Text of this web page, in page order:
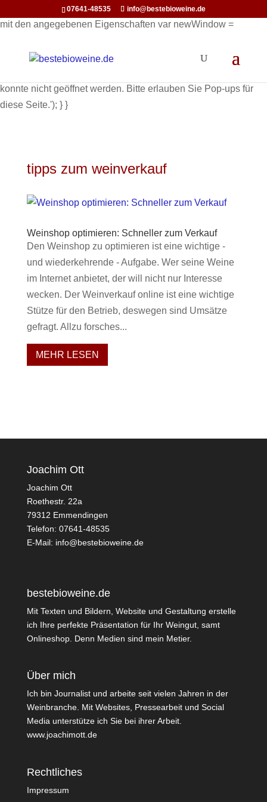
function openInNewWindow(url) { // Öffnet ein neues Fenster
mit den angegebenen Eigenschaften var newWindow =
(newWindow) { newWindow.focus(); // Optional: Setzt den
konnte nicht geöffnet werden. Bitte erlauben Sie Pop-ups für
diese Seite.'); } }
07641-48535 info@bestebioweine.de
tipps zum weinverkauf
Weinshop optimieren: Schneller zum Verkauf
Den Weinshop zu optimieren ist eine wichtige -
und wiederkehrende - Aufgabe. Wer seine Weine
im Internet anbietet, der will nicht nur Interesse
wecken. Der Weinverkauf online ist eine wichtige
Stütze für den Betrieb, deswegen sind Umsätze
gefragt. Allzu forsches...
MEHR LESEN
Joachim Ott
Joachim Ott
Roethestr. 22a
79312 Emmendingen
Telefon: 07641-48535
E-Mail: info@bestebioweine.de
bestebioweine.de
Mit Texten und Bildern, Website und Gestaltung erstelle
ich Ihre perfekte Präsentation für Ihr Weingut, samt
Onlineshop. Denn Medien sind mein Metier.
Über mich
Ich bin Journalist und arbeite seit vielen Jahren in der
Weinbranche. Mit Websites, Pressearbeit und Social
Media unterstütze ich Sie bei ihrer Arbeit.
www.joachimott.de
Rechtliches
Impressum